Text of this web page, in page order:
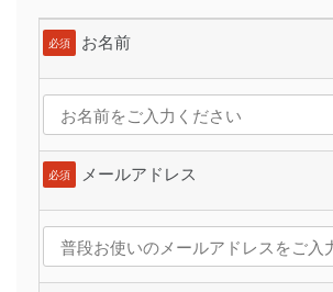
必須 お名前
必須 メールアドレス